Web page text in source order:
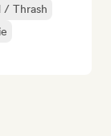
/ Thrash